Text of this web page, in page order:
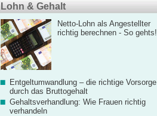
Lohn & Gehalt
Netto-Lohn als Angestellter
richtig berechnen - So gehts!
Entgeltumwandlung – die richtige Vorsorge
durch das Bruttogehalt
Gehaltsverhandlung: Wie Frauen richtig
verhandeln